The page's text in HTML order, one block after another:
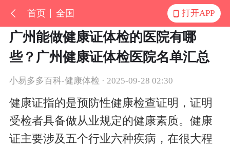
首页 全国 打开APP
广州能做健康证体检的医院有哪
些？广州健康证体检医院名单汇总
小易多多百科-健康体检 · 2025-09-28 02:30
健康证指的是预防性健康检查证明，证明
受检者具备做从业规定的健康素质。健康
证主要涉及五个行业六种疾病，在很大程